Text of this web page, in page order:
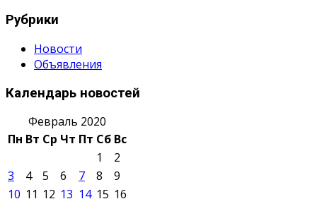
Рубрики
Новости
Объявления
Календарь новостей
Февраль 2020
Пн Вт Ср Чт Пт Сб Вс
1
2
3
4 5 6 7 8
9
10 11 12 13 14 15 16